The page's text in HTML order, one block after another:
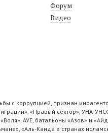
Форум
Видео
коррупцией, признан
«Правый сектор», УНА-
АУЕ, батальоны «Азов» и
«Аль-Каида в странах